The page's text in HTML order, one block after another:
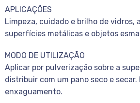
APLICAÇÕES
Limpeza, cuidado e brilho de vidros,
superfícies metálicas e objetos
MODO DE UTILIZAÇÃO
Aplicar por pulverização sobre a
distribuir com um pano seco e secar.
enxaguamento.